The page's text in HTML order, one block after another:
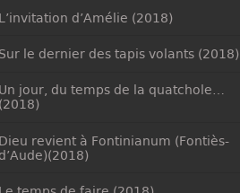
L’invitation d’Amélie (2018)
Sur le dernier des tapis volants (2018)
Un jour, du temps de la quatchole…
(2018)
Dieu revient à Fontinianum (Fontiès-
d’Aude)(2018)